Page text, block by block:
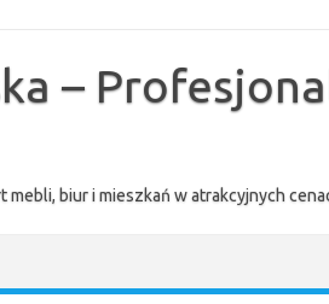
–
biur i mieszkań w atrakcyjnych